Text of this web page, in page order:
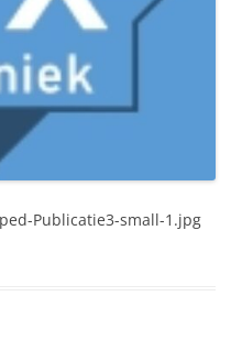
Publicatie3-small-1.jpg